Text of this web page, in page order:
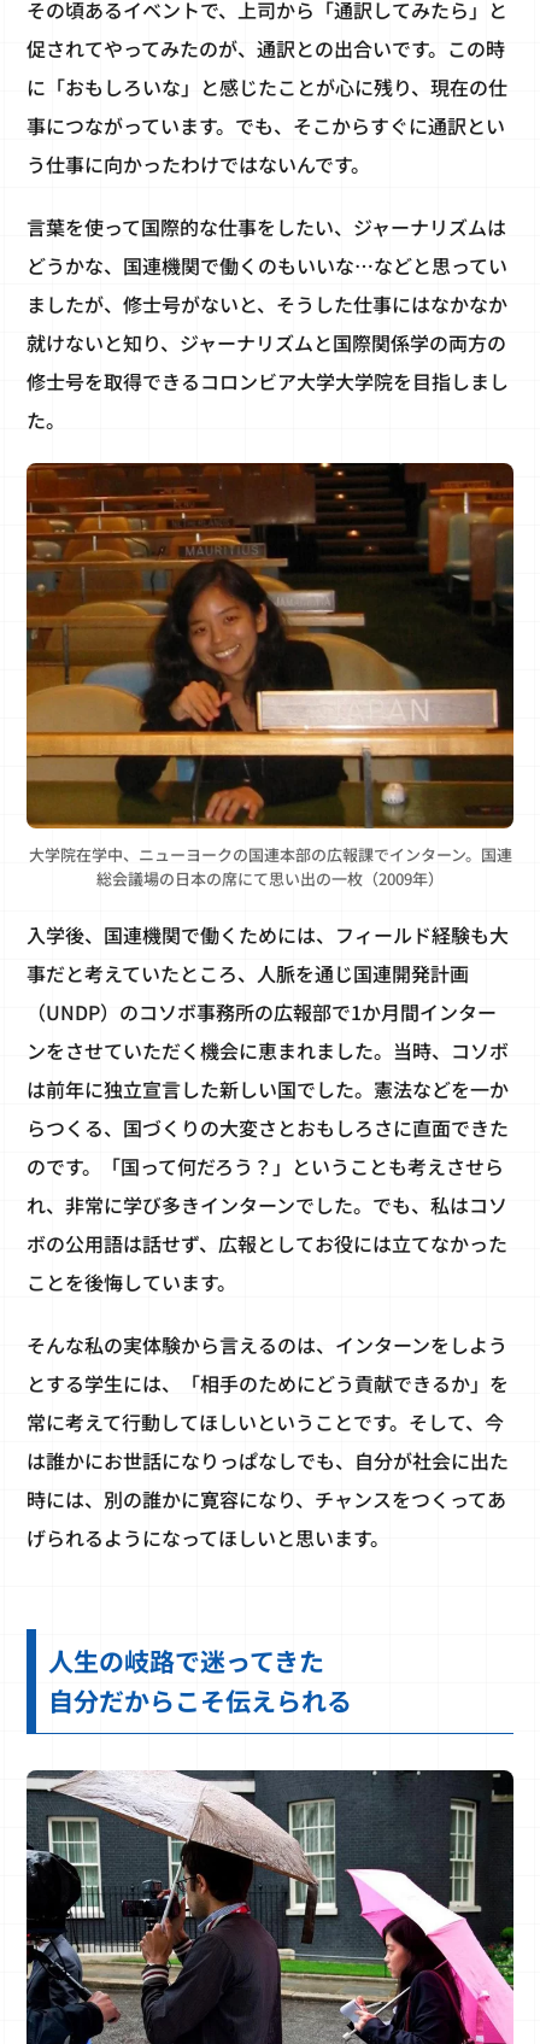
その頃あるイベントで、上司から「通訳してみたら」と
促されてやってみたのが、通訳との出合いです。この時
に「おもしろいな」と感じたことが心に残り、現在の仕
事につながっています。でも、そこからすぐに通訳とい
う仕事に向かったわけではないんです。
言葉を使って国際的な仕事をしたい、ジャーナリズムは
どうかな、国連機関で働くのもいいな…などと思ってい
ましたが、修士号がないと、そうした仕事にはなかなか
就けないと知り、ジャーナリズムと国際関係学の両方の
修士号を取得できるコロンビア大学大学院を目指しまし
た。
大学院在学中、ニューヨークの国連本部の広報課でインターン。国連
総会議場の日本の席にて思い出の一枚（2009年）
入学後、国連機関で働くためには、フィールド経験も大
事だと考えていたところ、人脈を通じ国連開発計画
（UNDP）のコソボ事務所の広報部で1か月間インター
ンをさせていただく機会に恵まれました。当時、コソボ
は前年に独立宣言した新しい国でした。憲法などを一か
らつくる、国づくりの大変さとおもしろさに直面できた
のです。「国って何だろう？」ということも考えさせら
れ、非常に学び多きインターンでした。でも、私はコソ
ボの公用語は話せず、広報としてお役には立てなかった
ことを後悔しています。
そんな私の実体験から言えるのは、インターンをしよう
とする学生には、「相手のためにどう貢献できるか」を
常に考えて行動してほしいということです。そして、今
は誰かにお世話になりっぱなしでも、自分が社会に出た
時には、別の誰かに寛容になり、チャンスをつくってあ
げられるようになってほしいと思います。
人生の岐路で迷ってきた
自分だからこそ伝えられる